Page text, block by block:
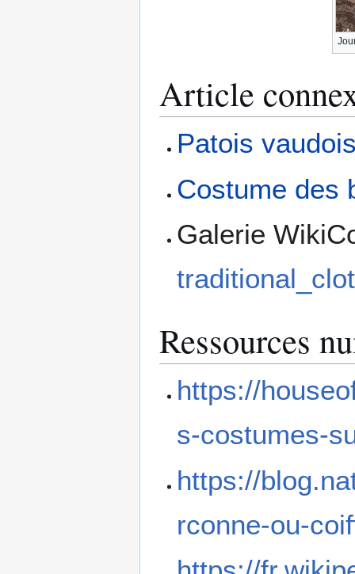
Article
Patois
Costume des
Galerie
Ressources
https://
s-costumes-
https://
rconne-ou-